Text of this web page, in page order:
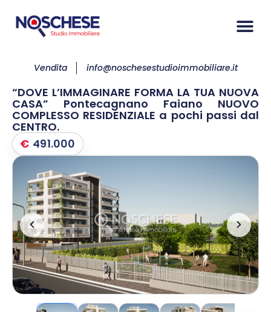
Vendita info@noschesestudioimmobiliare.it
“DOVE L’IMMAGINARE FORMA LA TUA NUOVA
CASA” Pontecagnano Faiano NUOVO
COMPLESSO RESIDENZIALE a pochi passi dal
CENTRO.
€ 491.000